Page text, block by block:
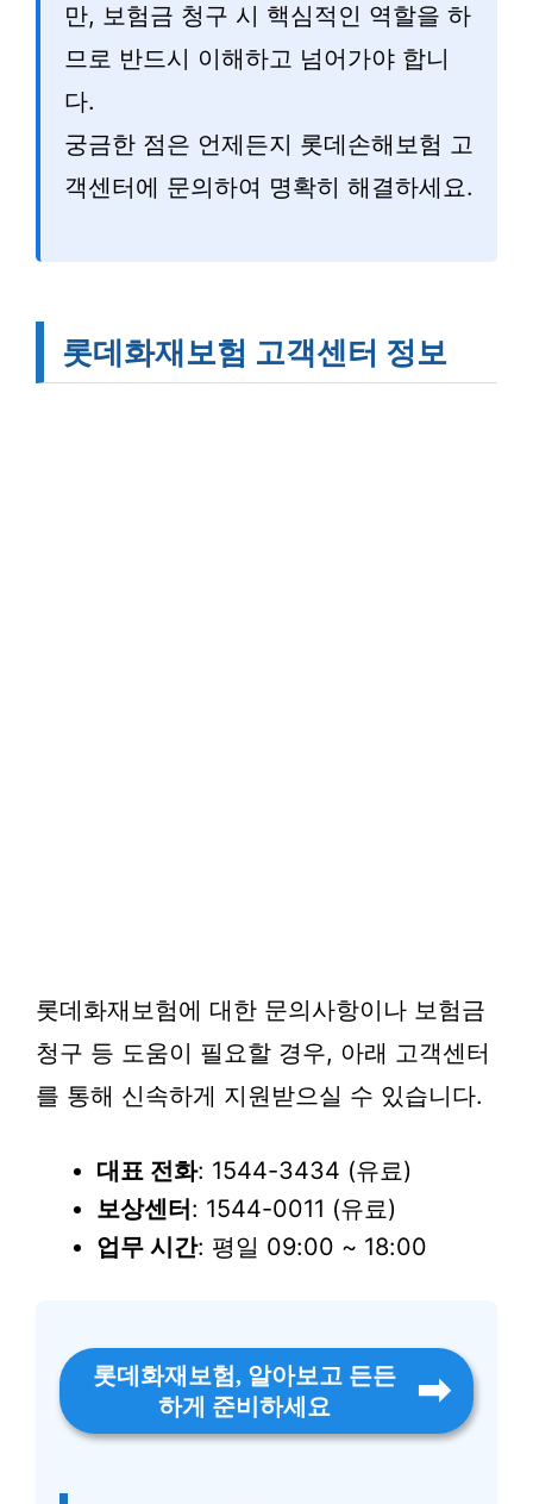
만, 보험금 청구 시 핵심적인 역할을 하
므로 반드시 이해하고 넘어가야 합니
다.
궁금한 점은 언제든지 롯데손해보험 고
객센터에 문의하여 명확히 해결하세요.
롯데화재보험 고객센터 정보
롯데화재보험에 대한 문의사항이나 보험금
청구 등 도움이 필요할 경우, 아래 고객센터
를 통해 신속하게 지원받으실 수 있습니다.
대표 전화: 1544-3434 (유료)
보상센터: 1544-0011 (유료)
업무 시간: 평일 09:00 ~ 18:00
롯데화재보험, 알아보고 든든
하게 준비하세요